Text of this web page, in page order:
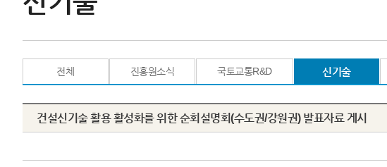
전체 진흥원소식 국토교통R&D 신기술
건설신기술 활용 활성화를 위한 순회설명회(수도권/강원권) 발표자료 게시